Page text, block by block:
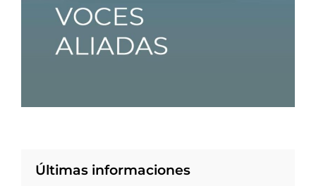
Últimas informaciones